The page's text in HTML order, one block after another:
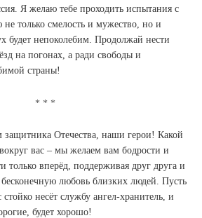
Я желаю тебе проходить испытания с
не только смелость и мужество, но и
будет непоколебим. Продолжай нести
на погонах, а ради свободы и
страны!
защитника Отечества, наши герои! Какой
вас – мы желаем вам бодрости и
вперёд, поддерживая друг друга и
бесконечную любовь близких людей. Пусть
несёт службу ангел-хранитель, и
будет хорошо!